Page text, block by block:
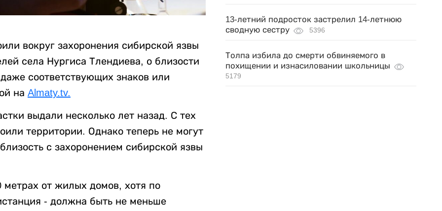
вокруг захоронения сибирской язвы
села Нургиса Тлендиева, о близости
соответствующих знаков или
на Almaty.tv.
выдали несколько лет назад. С тех
территории. Однако теперь не могут
с захоронением сибирской язвы
метрах от жилых домов, хотя по
- должна быть не меньше
13-летний подросток застрелил 14-летнюю
сводную сестру
5396
Толпа избила до смерти обвиняемого в
похищении и изнасиловании школьницы
5179